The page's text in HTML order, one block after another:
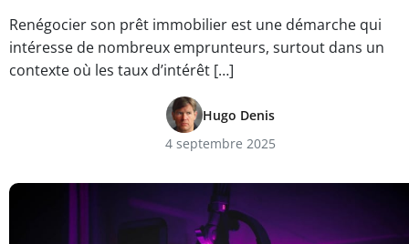
Renégocier son prêt immobilier est une démarche qui
intéresse de nombreux emprunteurs, surtout dans un
contexte où les taux d’intérêt […]
Hugo Denis
4 septembre 2025